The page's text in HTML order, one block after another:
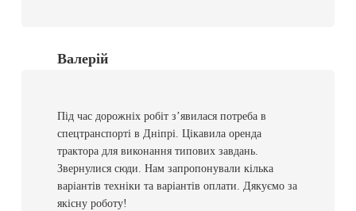
Валерій
Під час дорожніх робіт з’явилася потреба в
спецтранспорті в Дніпрі. Цікавила оренда
трактора для виконання типових завдань.
Звернулися сюди. Нам запропонували кілька
варіантів техніки та варіантів оплати. Дякуємо за
якісну роботу!